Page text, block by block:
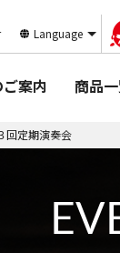
Language
案内 商品
回定期演奏会